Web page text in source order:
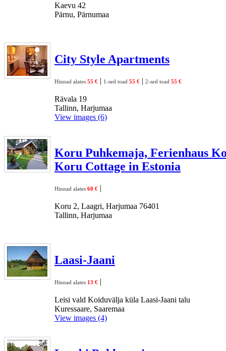
Kaevu 42
Pärnu, Pärnumaa
City Style Apartments
Hinnad alates 55 € | 1-sed toad 55 € | 2-sed toad 55 €
Rävala 19
Tallinn, Harjumaa
View images (6)
Koru Puhkemaja, Ferienhaus
Koru Cottage in Estonia
Hinnad alates 60 € |
Koru 2, Laagri, Harjumaa 76401
Tallinn, Harjumaa
Laasi-Jaani
Hinnad alates 13 € |
Leisi vald Koiduvälja küla Laasi-Jaani talu
Kuressaare, Saaremaa
View images (4)